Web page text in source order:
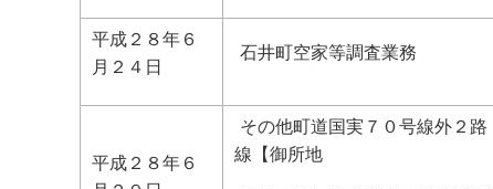
平成２８年６
月２４日
石井町空家等調査業務
平成２８年６
その他町道国実７０号線外２路
線【御所地